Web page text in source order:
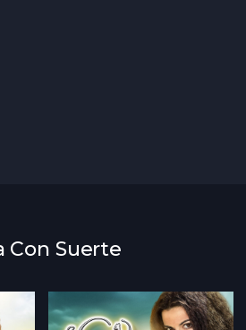
Con Suerte